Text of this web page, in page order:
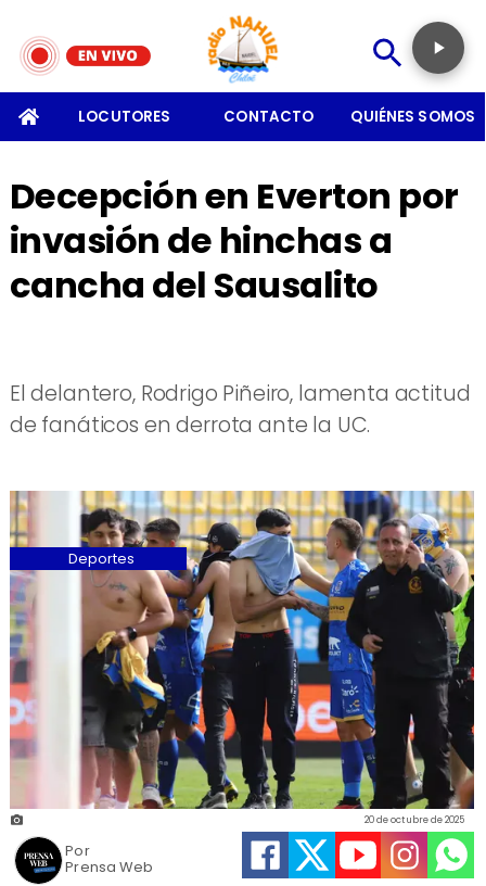
LOCUTORES CONTACTO QUIÉNES SOMOS
Decepción en Everton por
invasión de hinchas a
cancha del Sausalito
El delantero, Rodrigo Piñeiro, lamenta actitud
de fanáticos en derrota ante la UC.
Prensa Web
20 de octubre de 2025
Deportes
Por